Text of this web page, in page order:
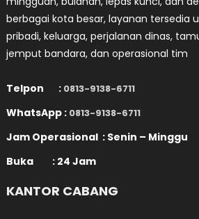
berbagai kota besar, layanan tersedia
pribadi, keluarga, perjalanan dinas,
jemput bandara, dan operasional tim
Telpon : 0813-9138-6711
WhatsApp : 0813-9138-6711
Jam Operasional : Senin – Minggu
Buka : 24 Jam
KANTOR CABANG